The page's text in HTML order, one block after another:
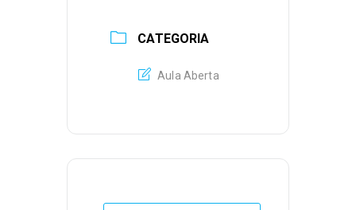
CATEGORIA
Aula Aberta